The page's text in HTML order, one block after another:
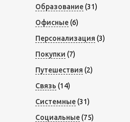
Образование(31)
Офисные(6)
Персонализация (3)
Покупки (7)
Путешествия (2)
Связь (14)
Системные(31)
Социальные(75)